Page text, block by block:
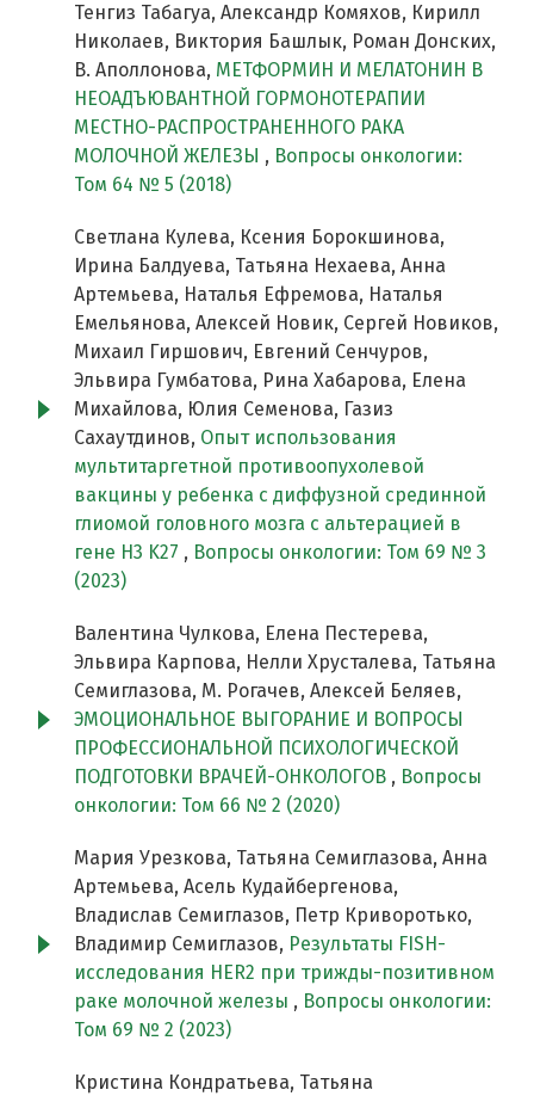
Тенгиз Табагуа, Александр Комяхов, Кирилл
Николаев, Виктория Башлык, Роман Донских,
В. Аполлонова, МЕТФОРМИН И МЕЛАТОНИН В
НЕОАДЪЮВАНТНОЙ ГОРМОНОТЕРАПИИ
МЕСТНО-РАСПРОСТРАНЕННОГО РАКА
МОЛОЧНОЙ ЖЕЛЕЗЫ , Вопросы онкологии:
Том 64 № 5 (2018)
Светлана Кулева, Ксения Борокшинова,
Ирина Балдуева, Татьяна Нехаева, Анна
Артемьева, Наталья Ефремова, Наталья
Емельянова, Алексей Новик, Сергей Новиков,
Михаил Гиршович, Евгений Сенчуров,
Эльвира Гумбатова, Рина Хабарова, Елена
Михайлова, Юлия Семенова, Газиз
Сахаутдинов, Опыт использования
мультитаргетной противоопухолевой
вакцины у ребенка с диффузной срединной
глиомой головного мозга с альтерацией в
гене H3 K27 , Вопросы онкологии: Том 69 № 3
(2023)
Валентина Чулкова, Елена Пестерева,
Эльвира Карпова, Нелли Хрусталева, Татьяна
Семиглазова, М. Рогачев, Алексей Беляев,
ЭМОЦИОНАЛЬНОЕ ВЫГОРАНИЕ И ВОПРОСЫ
ПРОФЕССИОНАЛЬНОЙ ПСИХОЛОГИЧЕСКОЙ
ПОДГОТОВКИ ВРАЧЕЙ-ОНКОЛОГОВ , Вопросы
онкологии: Том 66 № 2 (2020)
Мария Урезкова, Татьяна Семиглазова, Анна
Артемьева, Асель Кудайбергенова,
Владислав Семиглазов, Петр Криворотько,
Владимир Семиглазов, Результаты FISH-
исследования HER2 при трижды-позитивном
раке молочной железы , Вопросы онкологии:
Том 69 № 2 (2023)
Кристина Кондратьева, Татьяна